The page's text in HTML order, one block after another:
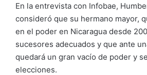
En la entrevista con Infobae,
consideró que su hermano mayor,
en el poder en Nicaragua desde
sucesores adecuados y que ante
quedará un gran vacío de poder y
elecciones.